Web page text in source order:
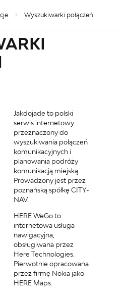
Wyszukiwarki połączeń
Jakdojade to polski
serwis internetowy
przeznaczony do
wyszukiwania połączeń
komunikacyjnych i
planowania podróży
komunikacją miejską.
Prowadzony jest przez
poznańską spółkę CITY-
NAV.
HERE WeGo to
internetowa usługa
nawigacyjna,
obsługiwana przez
Here Technologies.
Pierwotnie opracowana
przez firmę Nokia jako
HERE Maps.